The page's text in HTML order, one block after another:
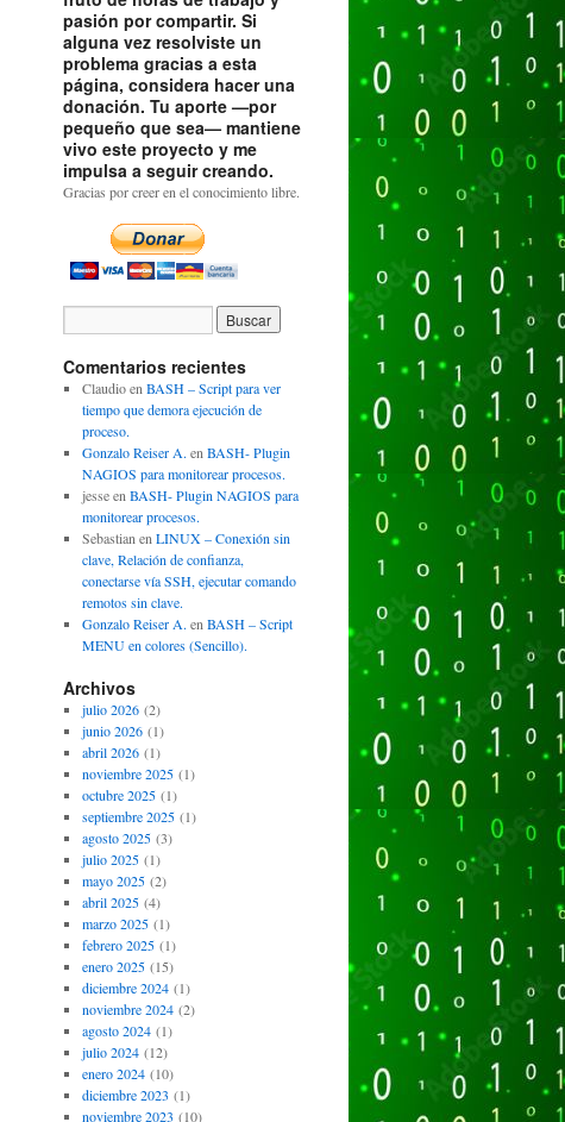
pasión por compartir. Si
alguna vez resolviste un
problema gracias a esta
página, considera hacer una
donación. Tu aporte —por
pequeño que sea— mantiene
vivo este proyecto y me
impulsa a seguir creando.
Gracias por creer en el conocimiento libre.
Comentarios recientes
Claudioen BASH – Script para ver
tiempo que demora ejecución de
proceso.
Gonzalo Reiser A. en BASH- Plugin
NAGIOS para monitorear procesos.
jesseen BASH- Plugin NAGIOS para
monitorear procesos.
Sebastian en LINUX – Conexión sin
clave, Relación de confianza,
conectarse vía SSH, ejecutar comando
remotos sin clave.
Gonzalo Reiser A. en BASH – Script
MENU en colores (Sencillo).
Archivos
julio 2026(2)
junio 2026(1)
abril 2026(1)
noviembre 2025(1)
octubre 2025(1)
septiembre 2025(1)
agosto 2025(3)
julio 2025(1)
mayo 2025(2)
abril 2025(4)
marzo 2025(1)
febrero 2025(1)
enero 2025(15)
diciembre 2024(1)
noviembre 2024(2)
agosto 2024(1)
julio 2024(12)
enero 2024(10)
diciembre 2023 (1)
noviembre 2023 (10)